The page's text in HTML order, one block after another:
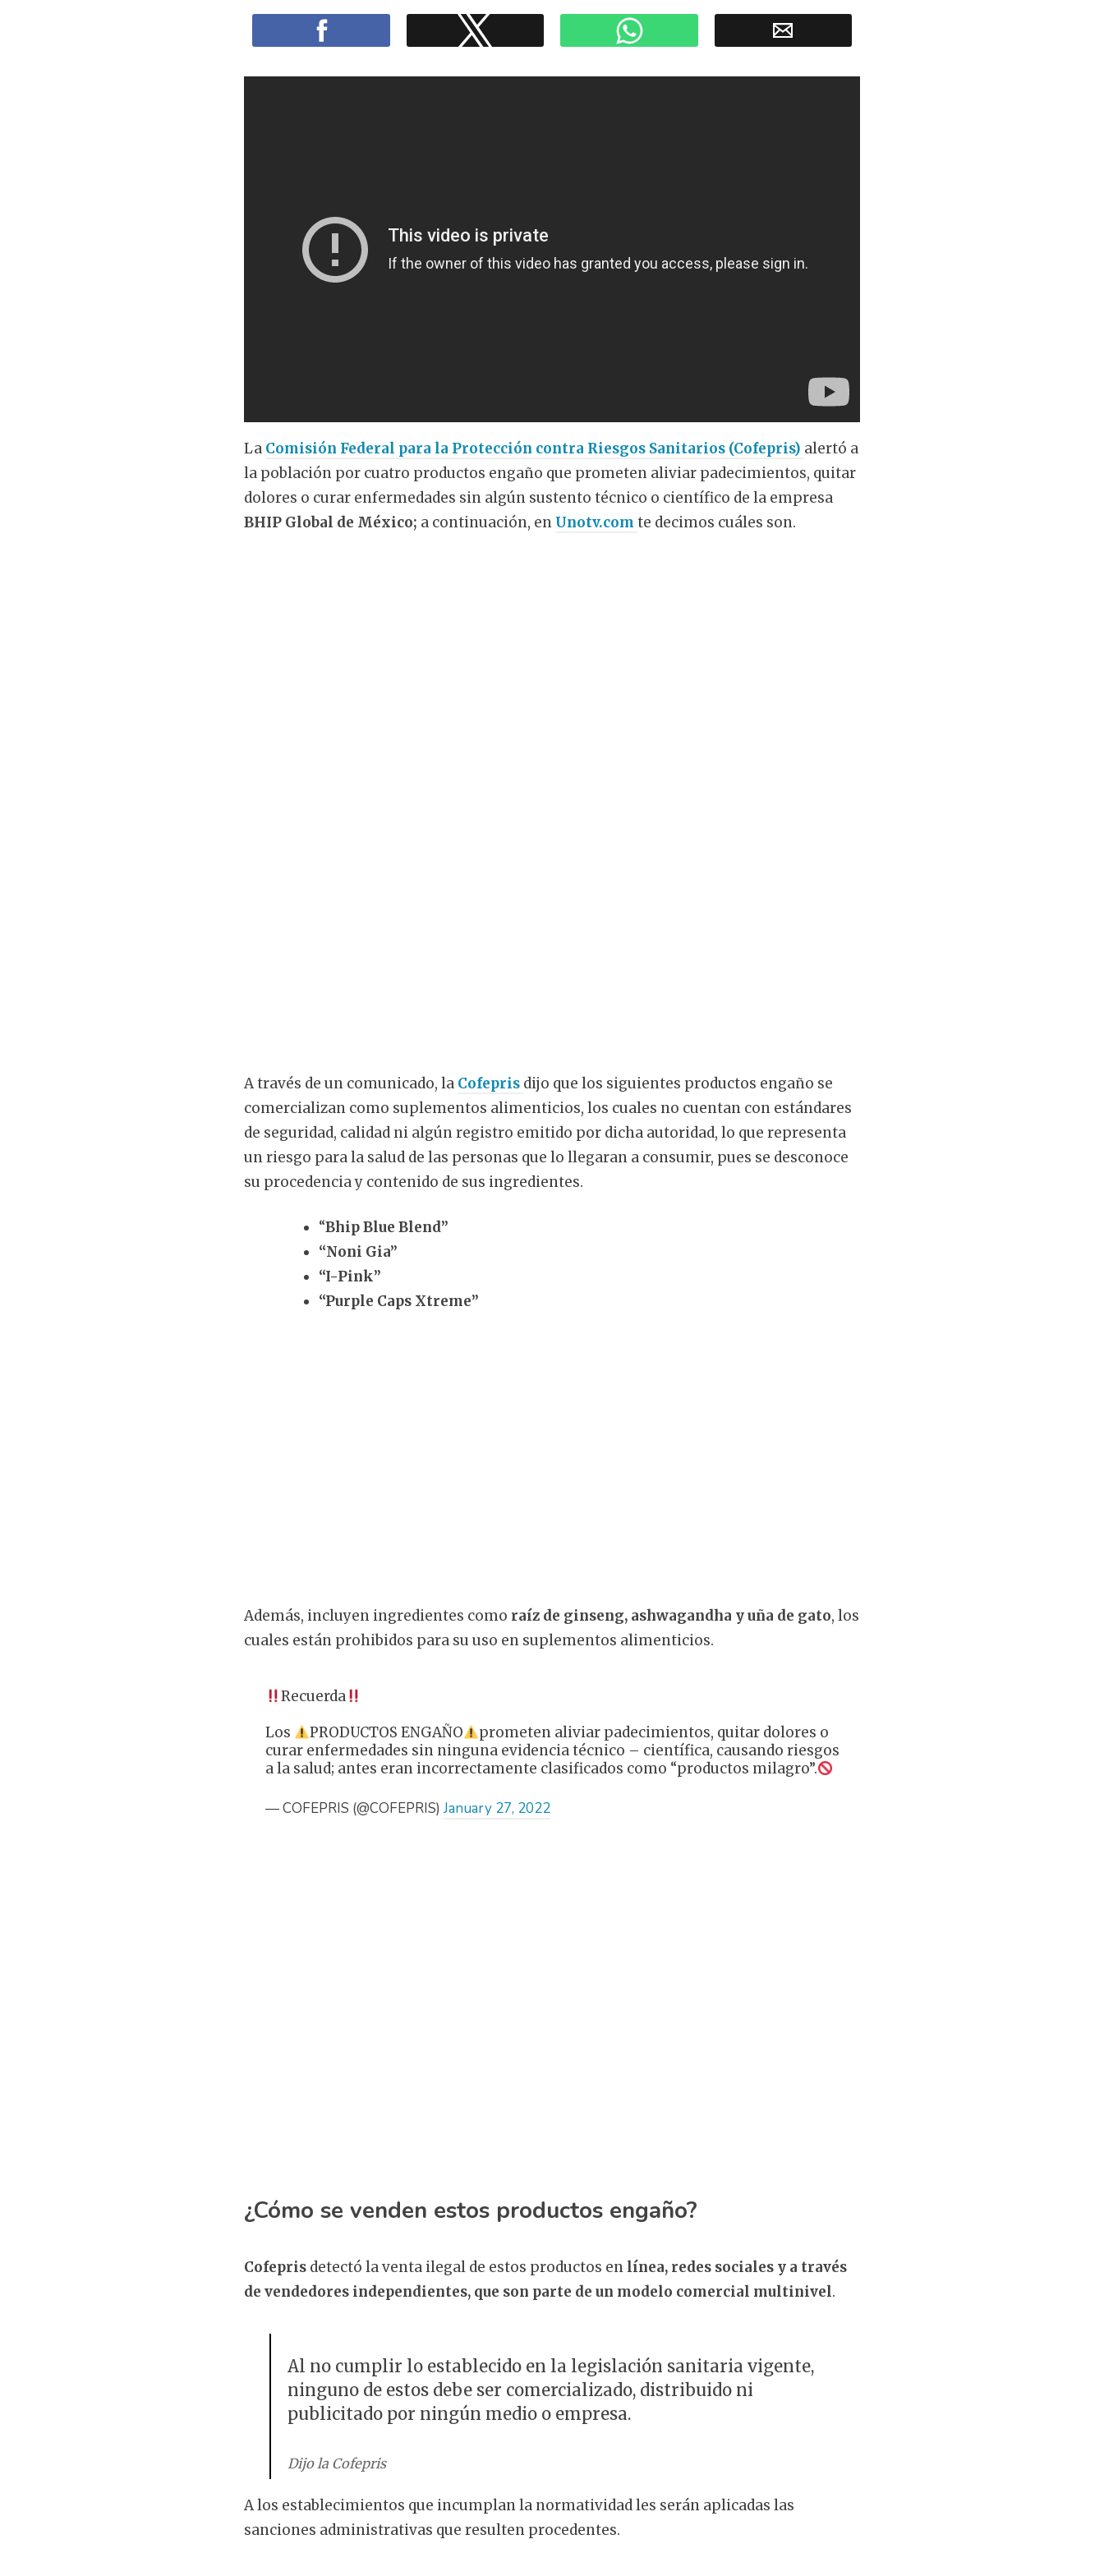
La Comisión Federal para la Protección contra Riesgos Sanitarios (Cofepris) alertó a
la población por cuatro productos engaño que prometen aliviar padecimientos, quitar
dolores o curar enfermedades sin algún sustento técnico o científico de la empresa
BHIP Global de México; a continuación, en Unotv.com te decimos cuáles son.
A través de un comunicado, la Cofepris dijo que los siguientes productos engaño se
comercializan como suplementos alimenticios, los cuales no cuentan con estándares
de seguridad, calidad ni algún registro emitido por dicha autoridad, lo que representa
un riesgo para la salud de las personas que lo llegaran a consumir, pues se desconoce
su procedencia y contenido de sus ingredientes.
“Bhip Blue Blend”
“Noni Gia”
“I-Pink”
“Purple Caps Xtreme”
Además, incluyen ingredientes como raíz de ginseng, ashwagandha y uña de gato, los
cuales están prohibidos para su uso en suplementos alimenticios.
Recuerda
Los
PRODUCTOS ENGAÑO
prometen aliviar padecimientos, quitar dolores o
curar enfermedades sin ninguna evidencia técnico – científica, causando riesgos
a la salud; antes eran incorrectamente clasificados como “productos milagro”.
— COFEPRIS (@COFEPRIS) January 27, 2022
¿Cómo se venden estos productos engaño?
Cofepris detectó la venta ilegal de estos productos en línea, redes sociales y a través
de vendedores independientes, que son parte de un modelo comercial multinivel.
Al no cumplir lo establecido en la legislación sanitaria vigente,
ninguno de estos debe ser comercializado, distribuido ni
publicitado por ningún medio o empresa.
Dijo la Cofepris
A los establecimientos que incumplan la normatividad les serán aplicadas las
sanciones administrativas que resulten procedentes.